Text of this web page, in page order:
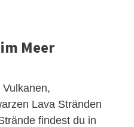
Meer
Lava Stränden
findest du in